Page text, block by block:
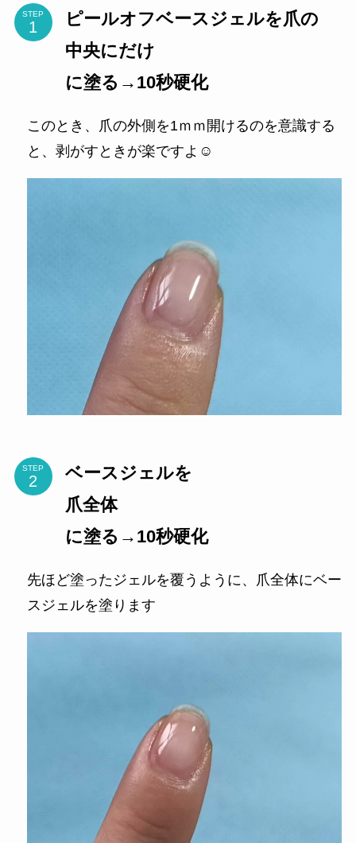
STEP
ピールオフベースジェルを爪の
中央にだけ
に塗る→10秒硬化
このとき、爪の外側を1ｍｍ開けるのを意識する
と、剥がすときが楽ですよ☺
STEP
ベースジェルを
爪全体
に塗る→10秒硬化
先ほど塗ったジェルを覆うように、爪全体にベー
スジェルを塗ります